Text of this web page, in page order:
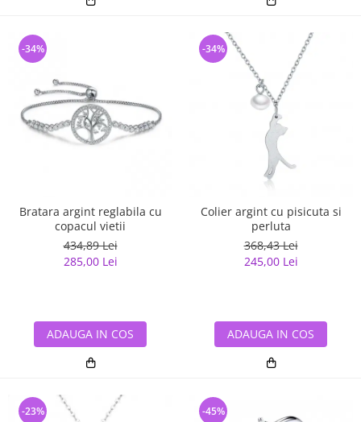
Bratara argint reglabila cu
copacul vietii
434,89 Lei
285,00 Lei
-34%
ADAUGA IN COS
Colier argint cu pisicuta si
perluta
368,43 Lei
245,00 Lei
-34%
ADAUGA IN COS
-23% -45%